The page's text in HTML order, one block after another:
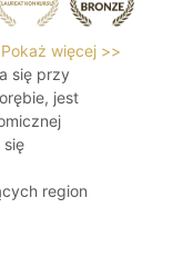
Pokaż więcej >>
się przy
jest
się
region